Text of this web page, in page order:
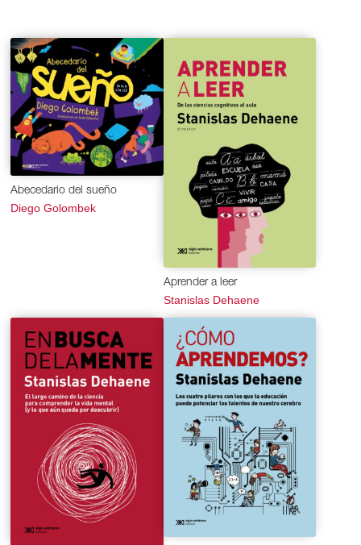
Abecedario del sueño
Diego Golombek
Aprender a leer
Stanislas Dehaene